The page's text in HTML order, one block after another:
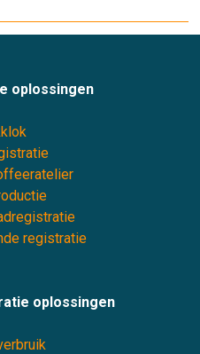
oplossingen
registratie
oplossingen